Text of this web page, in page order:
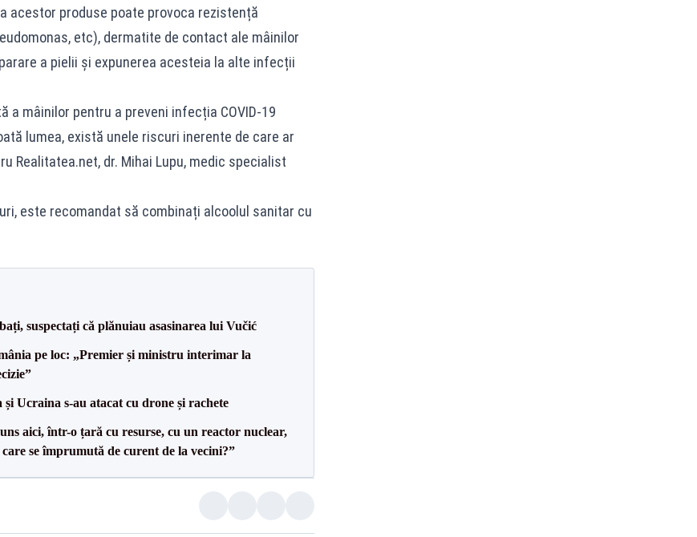
acestor produse poate provoca rezistență
etc), dermatite de contact ale mâinilor
a pielii și expunerea acesteia la alte infecții
mâinilor pentru a preveni infecția COVID-19
lumea, există unele riscuri inerente de care ar
Realitatea.net, dr. Mihai Lupu, medic specialist
este recomandat să combinați alcoolul sanitar cu
suspectați că plănuiau asasinarea lui Vučić
pe loc: „Premier și ministru interimar la
Ucraina s-au atacat cu drone și rachete
aici, într-o țară cu resurse, cu un reactor nuclear,
se împrumută de curent de la vecini?”